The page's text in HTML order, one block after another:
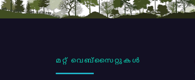
മറ്റ് വെബ്സൈറ്റുകൾ